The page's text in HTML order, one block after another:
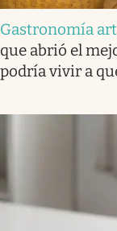
Gastronomía
que abrió el
podría vivir a